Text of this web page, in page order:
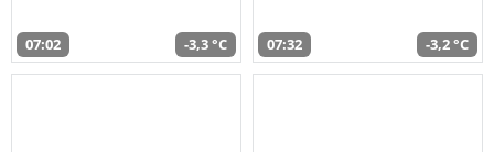
07:02 -3,3 °C 07:32 -3,2 °C